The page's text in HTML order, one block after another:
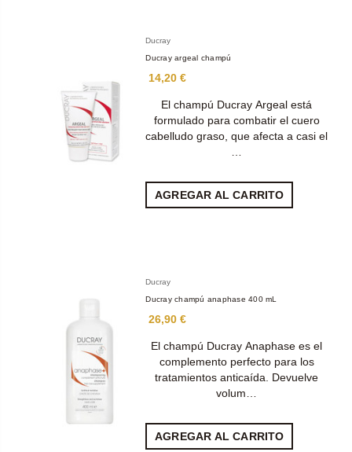
Ducray
Ducray argeal champú
14,20 €
El champú Ducray Argeal está
formulado para combatir el cuero
cabelludo graso, que afecta a casi el
AGREGAR AL CARRITO
Ducray
Ducray champú anaphase 400 mL
26,90 €
El champú Ducray Anaphase es el
complemento perfecto para los
tratamientos anticaída. Devuelve
volum…
AGREGAR AL CARRITO